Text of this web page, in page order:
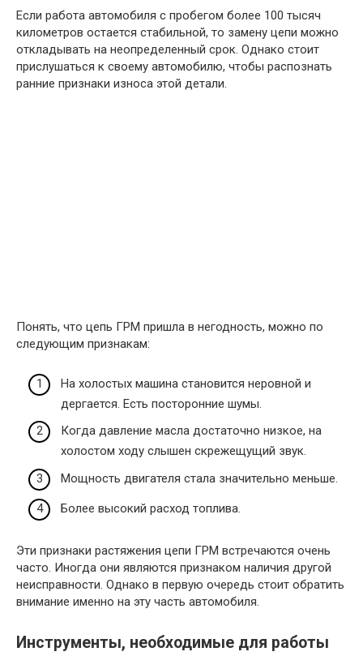
Если работа автомобиля с пробегом более 100 тысяч
километров остается стабильной, то замену цепи можно
откладывать на неопределенный срок. Однако стоит
прислушаться к своему автомобилю, чтобы распознать
ранние признаки износа этой детали.
Понять, что цепь ГРМ пришла в негодность, можно по
следующим признакам:
На холостых машина становится неровной и
дергается. Есть посторонние шумы.
Когда давление масла достаточно низкое, на
холостом ходу слышен скрежещущий звук.
Мощность двигателя стала значительно меньше.
Более высокий расход топлива.
Эти признаки растяжения цепи ГРМ встречаются очень
часто. Иногда они являются признаком наличия другой
неисправности. Однако в первую очередь стоит обратить
внимание именно на эту часть автомобиля.
Инструменты, необходимые для работы